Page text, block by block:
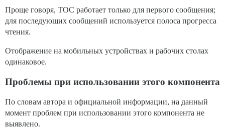
Проще говоря, TOC работает только для первого сообщения;
для последующих сообщений используется полоса прогресса
чтения.
Отображение на мобильных устройствах и рабочих столах
одинаковое.
Проблемы при использовании этого компонента
По словам автора и официальной информации, на данный
момент проблем при использовании этого компонента не
выявлено.